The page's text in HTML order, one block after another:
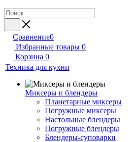
Сравнение0
Избранные товары 0
Корзина 0
Техника для кухни
Миксеры и блендеры
Планетарные миксеры
Погружные миксеры
Настольные блендеры
Погружные блендеры
Блендеры-суповарки